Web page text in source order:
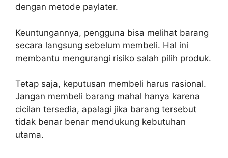
dengan metode paylater.
Keuntungannya, pengguna bisa melihat barang
secara langsung sebelum membeli. Hal ini
membantu mengurangi risiko salah pilih produk.
Tetap saja, keputusan membeli harus rasional.
Jangan membeli barang mahal hanya karena
cicilan tersedia, apalagi jika barang tersebut
tidak benar benar mendukung kebutuhan
utama.